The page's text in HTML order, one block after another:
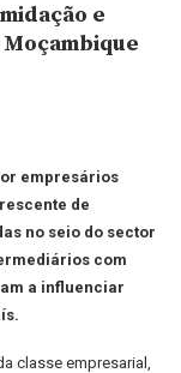
e
empresários
de
no seio do sector
com
a influenciar
classe empresarial,